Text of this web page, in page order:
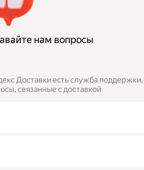
нам вопросы
Доставки есть служба
связанные с доставкой